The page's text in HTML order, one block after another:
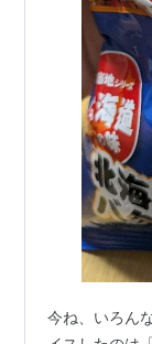
今ね、いろん